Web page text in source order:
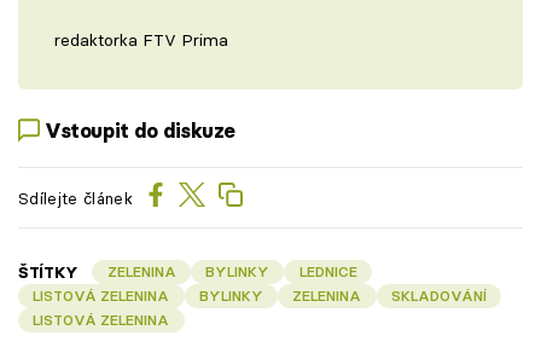
redaktorka FTV Prima
Vstoupit do diskuze
Sdílejte článek
ŠTÍTKY ZELENINA BYLINKY
LEDNICE
LISTOVÁ ZELENINA
BYLINKY ZELENINA
SKLADOVÁNÍ
LISTOVÁ ZELENINA